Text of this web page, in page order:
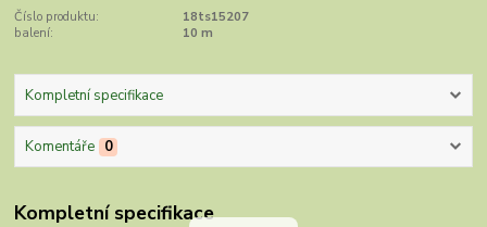
Číslo produktu:
18ts15207
balení:
10 m
Kompletní specifikace
Komentáře 0
Kompletní specifikace